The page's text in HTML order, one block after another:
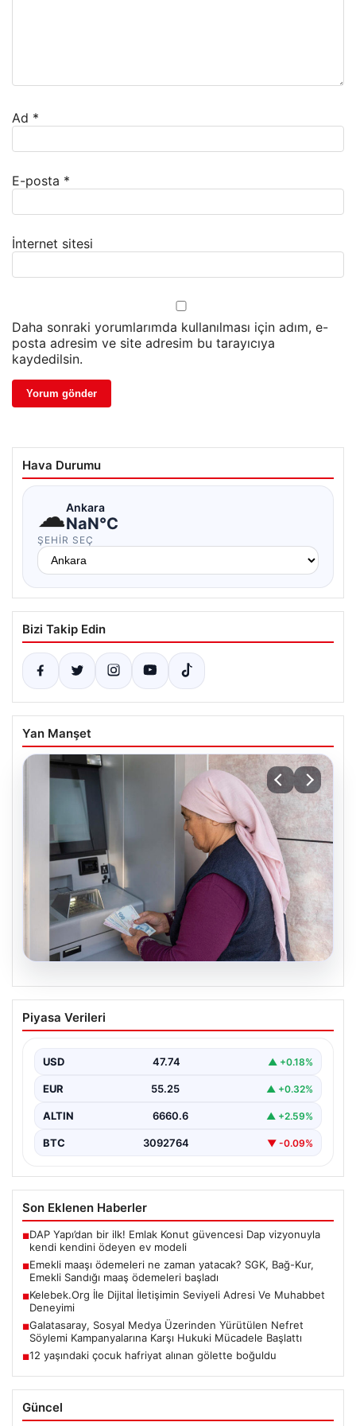
Ad *
E-posta *
İnternet sitesi
Daha sonraki yorumlarımda kullanılması için adım, e-
posta adresim ve site adresim bu tarayıcıya
kaydedilsin.
Hava Durumu
☁Ankara
NaN°C
ŞEHIR SEÇ
Bizi Takip Edin
Yan Manşet
08.08.2026
Emekli maaşı ödemeleri ne zaman
yatacak? SGK, Bağ-Kur, Emekli Sandığı
Piyasa Verileri
USD 47.74 ▲ +0.18%
EUR 55.25 ▲ +0.32%
ALTIN 6660.6 ▲ +2.59%
BTC 3092764 ▼ -0.09%
Son Eklenen Haberler
■DAP Yapı’dan bir ilk! Emlak Konut güvencesi Dap vizyonuyla
kendi kendini ödeyen ev modeli
■Emekli maaşı ödemeleri ne zaman yatacak? SGK, Bağ-Kur,
Emekli Sandığı maaş ödemeleri başladı
■Kelebek.Org İle Dijital İletişimin Seviyeli Adresi Ve Muhabbet
Deneyimi
■Galatasaray, Sosyal Medya Üzerinden Yürütülen Nefret
Söylemi Kampanyalarına Karşı Hukuki Mücadele Başlattı
■12 yaşındaki çocuk hafriyat alınan gölette boğuldu
Güncel